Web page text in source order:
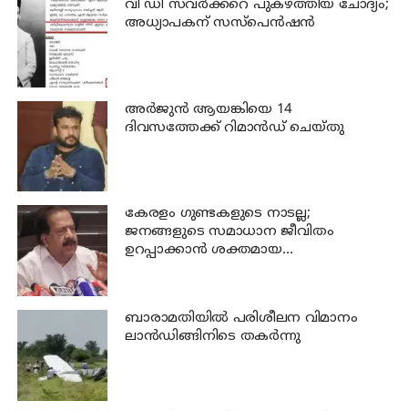
വി ഡി സവര്‍ക്കറെ പുകഴ്ത്തിയ ചോദ്യം;
അധ്യാപകന് സസ്പെന്‍ഷന്‍
അര്‍ജുന്‍ ആയങ്കിയെ 14
ദിവസത്തേക്ക് റിമാൻഡ് ചെയ്തു
കേരളം ഗുണ്ടകളുടെ നാടല്ല;
ജനങ്ങളുടെ സമാധാന ജീവിതം
ഉറപ്പാക്കാന്‍ ശക്തമായ
ബാരാമതിയില്‍ പരിശീലന വിമാനം
ലാന്‍ഡിങ്ങിനിടെ തകര്‍ന്നു